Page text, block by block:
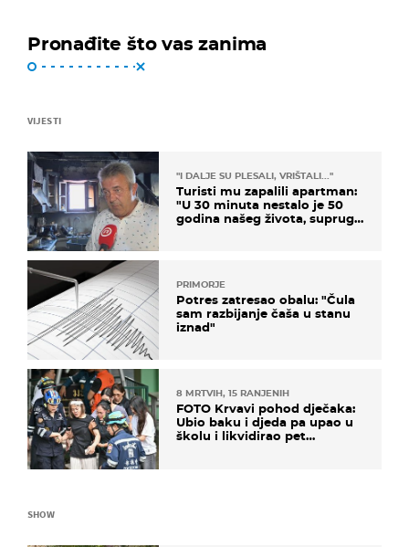
Pronađite što vas zanima
VIJESTI
"I DALJE SU PLESALI, VRIŠTALI..."
Turisti mu zapalili apartman:
"U 30 minuta nestalo je 50
godina našeg života, supruga
PRIMORJE
Potres zatresao obalu: "Čula
sam razbijanje čaša u stanu
iznad"
8 MRTVIH, 15 RANJENIH
FOTO Krvavi pohod dječaka:
Ubio baku i djeda pa upao u
školu i likvidirao pet
SHOW